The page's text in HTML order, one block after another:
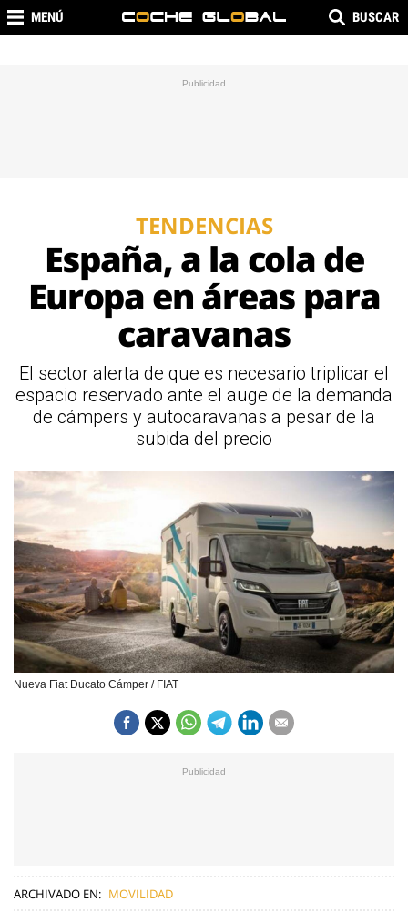
MENÚ BUSCAR
TENDENCIAS
España, a la cola de
Europa en áreas para
caravanas
El sector alerta de que es necesario triplicar el
espacio reservado ante el auge de la demanda
de cámpers y autocaravanas a pesar de la
subida del precio
Nueva Fiat Ducato Cámper / FIAT
ARCHIVADO EN: MOVILIDAD